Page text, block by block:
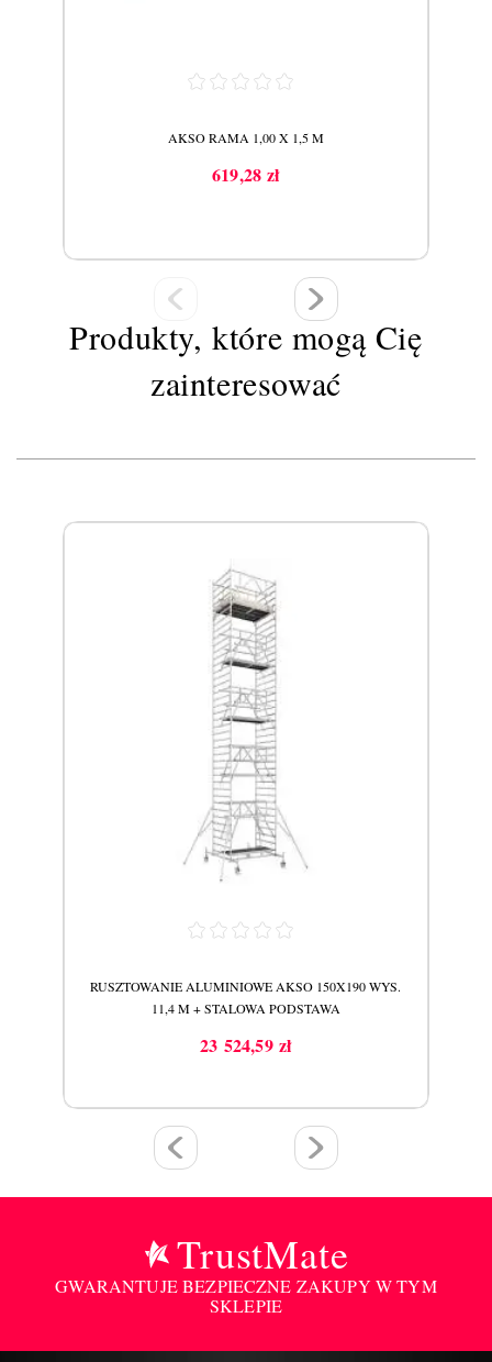
AKSO RAMA 1,00 X 1,5 M
Cena
619,28 zł
Produkty, które mogą Cię
zainteresować
RUSZTOWANIE ALUMINIOWE AKSO 150X190 WYS.
11,4 M + STALOWA PODSTAWA
Cena
23 524,59 zł
TrustMate
GWARANTUJE BEZPIECZNE ZAKUPY W TYM
SKLEPIE